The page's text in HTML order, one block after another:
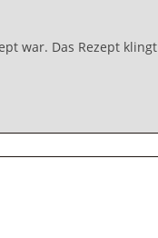
war. Das Rezept klingt